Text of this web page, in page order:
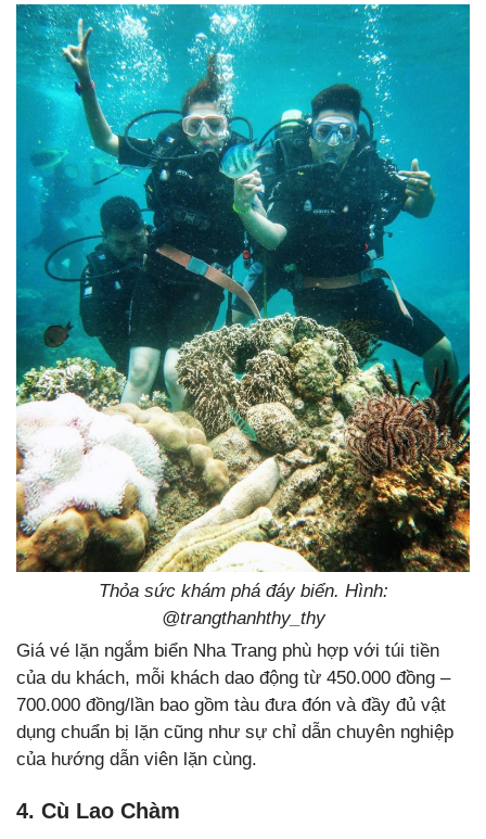
Thỏa sức khám phá đáy biển. Hình:
@trangthanhthy_thy
Giá vé lặn ngắm biển Nha Trang phù hợp với túi tiền
của du khách, mỗi khách dao động từ 450.000 đồng –
700.000 đồng/lần bao gồm tàu đưa đón và đầy đủ vật
dụng chuẩn bị lặn cũng như sự chỉ dẫn chuyên nghiệp
của hướng dẫn viên lặn cùng.
4. Cù Lao Chàm